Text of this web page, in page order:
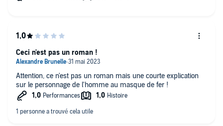
Attention, ce n'est pas un roman mais une courte explication
sur le personnage de l'homme au masque de fer !
Ceci n'est pas un roman !